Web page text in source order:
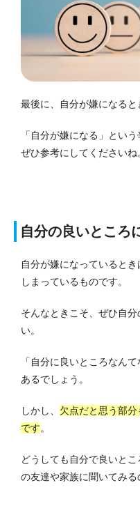
最後に、自分が嫌になると
「自分が嫌になる」とい
ぜひ参考にしてくださいね
自分の良いところ
自分が嫌になっていると
しまっているものです。
そんなときこそ、ぜひ自
い。
「自分に良いところなん
あるでしょう。
しかし、 欠点だと思う部
です。
どうしても自分で良いと
の友達や家族に聞いてみる